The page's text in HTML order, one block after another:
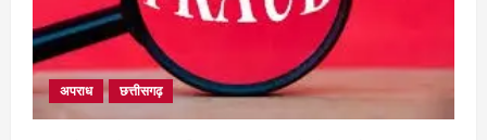
अपराध छत्तीसगढ़